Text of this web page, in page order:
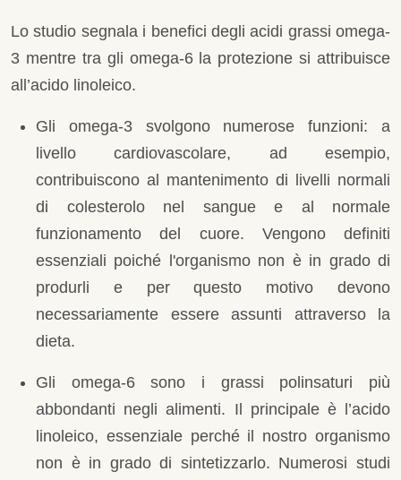
Lo studio segnala i benefici degli acidi grassi omega-
3 mentre tra gli omega-6 la protezione si attribuisce
all’acido linoleico.
Gli omega-3 svolgono numerose funzioni: a
livello cardiovascolare, ad esempio,
contribuiscono al mantenimento di livelli normali
di colesterolo nel sangue e al normale
funzionamento del cuore. Vengono definiti
essenziali poiché l'organismo non è in grado di
produrli e per questo motivo devono
necessariamente essere assunti attraverso la
dieta.
Gli omega-6 sono i grassi polinsaturi più
abbondanti negli alimenti. Il principale è l’acido
linoleico, essenziale perché il nostro organismo
non è in grado di sintetizzarlo. Numerosi studi